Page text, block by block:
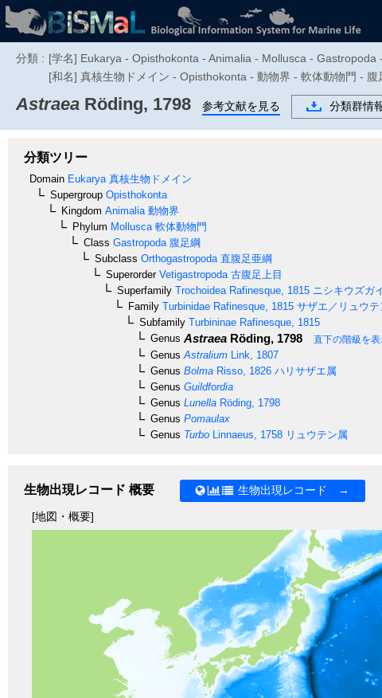
分類 : [学名] Eukarya - Opisthokonta - Animalia - Mollusca -
[和名] 真核生物ドメイン - Opisthokonta - 動物界 - 軟体動物門 -
Astraea Röding, 1798 参考文献を見る 分類群情
分類ツリー
Domain Eukarya 真核生物ドメイン
Supergroup Opisthokonta
Kingdom Animalia 動物界
Phylum Mollusca 軟体動物門
Class Gastropoda 腹足綱
Subclass Orthogastropoda 直腹足亜綱
SuperorderVetigastropoda 古腹足上目
Superfamily Trochoidea Rafinesque, 1815 ニシキウズガ
Family Turbinidae Rafinesque, 1815 サザエ／リュウテ
Subfamily Turbininae Rafinesque, 1815
Genus Astraea Röding, 1798 直下の階級を
Genus Astralium Link, 1807
Genus Bolma Risso, 1826 ハリサザエ属
Genus Guildfordia
Genus Lunella Röding, 1798
Genus Pomaulax
Genus Turbo Linnaeus, 1758 リュウテン属
生物出現レコード 概要 生物出現レコード →
[地図・概要]